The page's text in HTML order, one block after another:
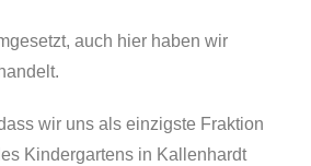
auch hier haben wir
wir uns als einzigste Fraktion
Kindergartens in Kallenhardt